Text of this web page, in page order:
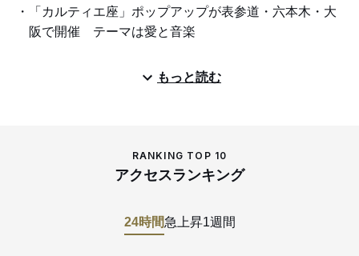
「カルティエ座」ポップアップが表参道・六本木・大
阪で開催 テーマは愛と音楽
もっと読む
RANKING TOP 10
アクセスランキング
24時間急上昇1週間